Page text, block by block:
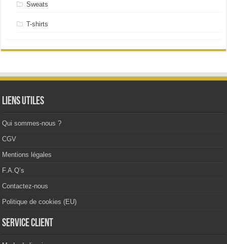
Sweats
T-shirts
Liens utiles
Qui sommes-nous ?
CGV
Mentions légales
F.A.Q’s
Contactez-nous
Politique de cookies (EU)
Service client